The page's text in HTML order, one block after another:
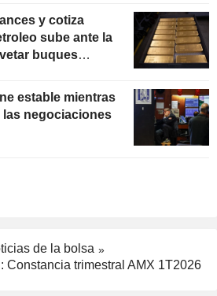
y cotiza
sube ante la
buques
estable mientras
negociaciones
de la bolsa
Constancia trimestral AMX 1T2026